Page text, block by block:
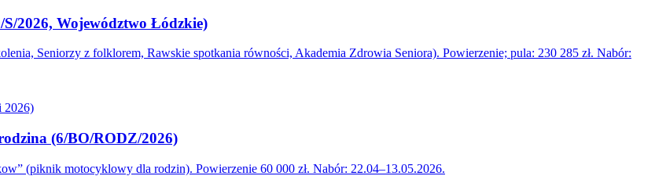
2026, Województwo Łódzkie)
Seniorzy z folklorem, Rawskie spotkania równości, Akademia Zdrowia Seniora). Powierzenie; pula: 230 285 zł. Nabór:
2026)
(6/BO/RODZ/2026)
(piknik motocyklowy dla rodzin). Powierzenie 60 000 zł. Nabór: 22.04–13.05.2026.